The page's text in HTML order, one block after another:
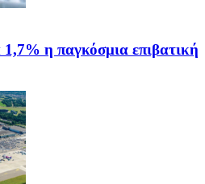
η παγκόσμια επιβατική